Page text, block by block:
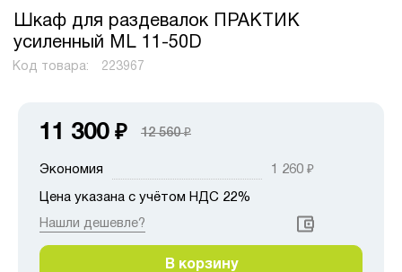
Шкаф для раздевалок ПРАКТИК
усиленный ML 11-50D
Код товара: 223967
11 300 ₽ 12 560₽
Экономия 1 260 ₽
Цена указана с учётом НДС 22%
Нашли дешевле?
В корзину